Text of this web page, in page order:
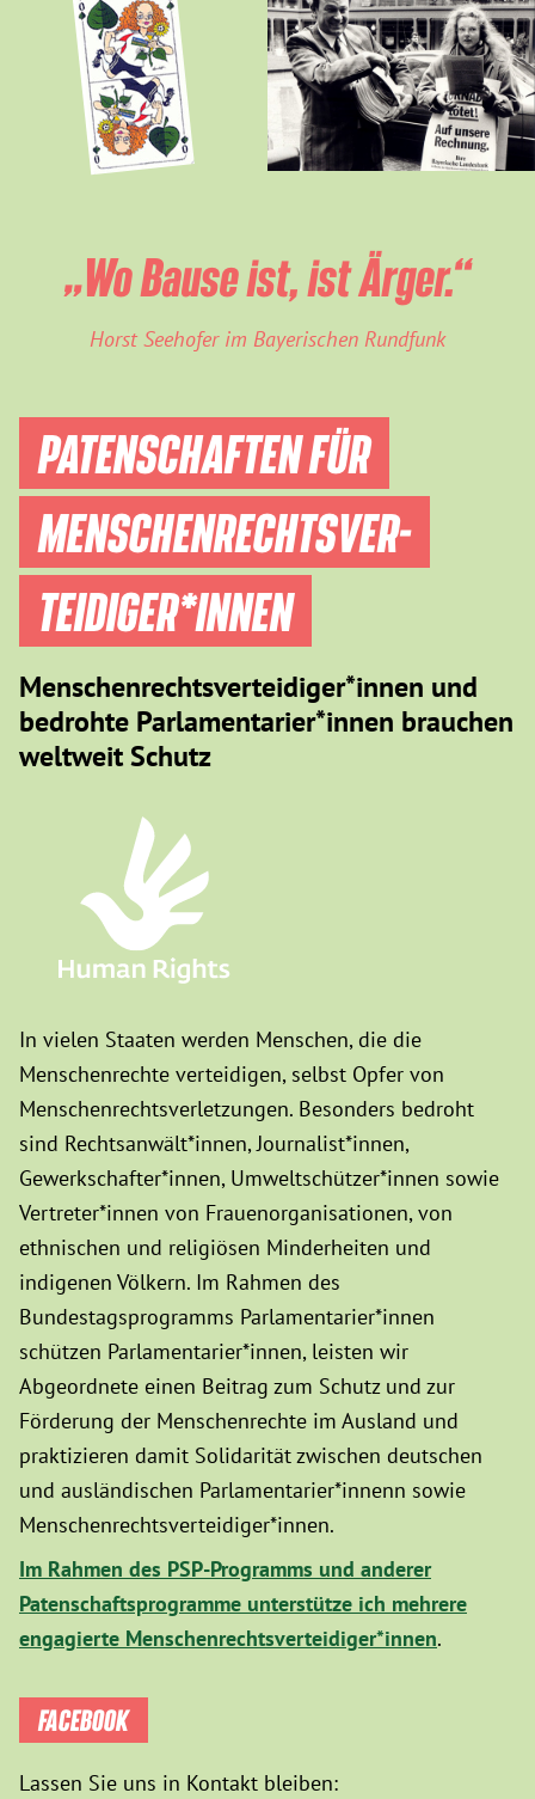
„Wo Bause ist, ist Ärger.“
Horst Seehofer im Bayerischen Rundfunk
PATENSCHAFTEN FÜR
MENSCHEN­RECHTS­VER­
TEIDIGER­*INNEN
Menschenrechtsverteidiger*innen und
bedrohte Parlamentarier*innen brauchen
weltweit Schutz
In vielen Staaten werden Menschen, die die
Menschenrechte verteidigen, selbst Opfer von
Menschenrechtsverletzungen. Besonders bedroht
sind Rechtsanwält*innen, Journalist*innen,
Gewerkschafter*innen, Umweltschützer*innen sowie
Vertreter*innen von Frauenorganisationen, von
ethnischen und religiösen Minderheiten und
indigenen Völkern. Im Rahmen des
Bundestagsprogramms Parlamentarier*innen
schützen Parlamentarier*innen, leisten wir
Abgeordnete einen Beitrag zum Schutz und zur
Förderung der Menschenrechte im Ausland und
praktizieren damit Solidarität zwischen deutschen
und ausländischen Parlamentarier*innenn sowie
Menschenrechtsverteidiger*innen.
Im Rahmen des PSP-Programms und anderer
Patenschaftsprogramme unterstütze ich mehrere
engagierte Menschenrechtsverteidiger*innen.
FACEBOOK
Lassen Sie uns in Kontakt bleiben: